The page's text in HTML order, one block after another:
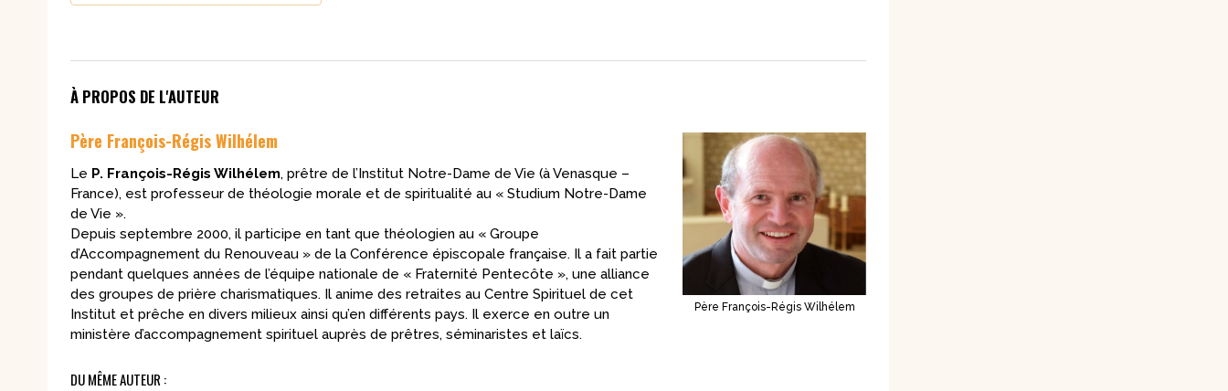
À PROPOS DE L'AUTEUR
Père François-Régis Wilhélem
Le P. François-Régis Wilhélem, prêtre de l’Institut Notre-Dame de Vie (à Venasque –
France), est professeur de théologie morale et de spiritualité au « Studium Notre-Dame
de Vie ».
Depuis septembre 2000, il participe en tant que théologien au « Groupe
d’Accompagnement du Renouveau » de la Conférence épiscopale française. Il a fait partie
pendant quelques années de l’équipe nationale de « Fraternité Pentecôte », une alliance
des groupes de prière charismatiques. Il anime des retraites au Centre Spirituel de cet
Institut et prêche en divers milieux ainsi qu’en différents pays. Il exerce en outre un
ministère d’accompagnement spirituel auprès de prêtres, séminaristes et laïcs.
DU MÊME AUTEUR :
Père François-Régis Wilhélem